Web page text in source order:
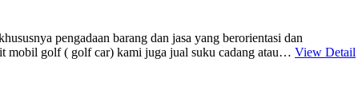
pengadaan barang dan jasa yang berorientasi dan
mobil golf ( golf car) kami juga jual suku cadang atau… View Detail